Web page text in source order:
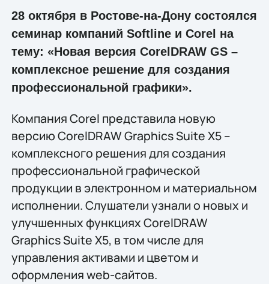
28 октября в Ростове-на-Дону состоялся
семинар компаний Softline и Corel на
тему: «Новая версия CorelDRAW GS –
комплексное решение для создания
профессиональной графики».
Компания Corel представила новую
версию CorelDRAW Graphics Suite X5 –
комплексного решения для создания
профессиональной графической
продукции в электронном и материальном
исполнении. Слушатели узнали о новых и
улучшенных функциях CorelDRAW
Graphics Suite X5, в том числе для
управления активами и цветом и
оформления web-сайтов.